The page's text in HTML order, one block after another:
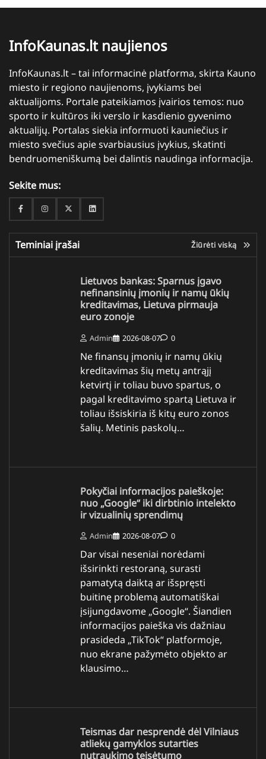
InfoKaunas.lt naujienos
InfoKaunas.lt – tai informacinė platforma, skirta Kauno
miesto ir regiono naujienoms, įvykiams bei
aktualijoms. Portale pateikiamos įvairios temos: nuo
sporto ir kultūros iki verslo ir kasdienio gyvenimo
aktualijų. Portalas siekia informuoti kauniečius ir
miesto svečius apie svarbiausius įvykius, skatinti
bendruomeniškumą bei dalintis naudinga informacija.
Sekite mus:
FacebookInstagramTwitterLinkedin
Teminiai įrašai Žiūrėti viską
Lietuvos bankas: Sparnus įgavo
nefinansinių įmonių ir namų ūkių
kreditavimas, Lietuva pirmauja
euro zonoje
Admin 2026-08-07 0
Ne finansų įmonių ir namų ūkių
kreditavimas šių metų antrąjį
ketvirtį ir toliau buvo spartus, o
pagal kreditavimo spartą Lietuva ir
toliau išsiskiria iš kitų euro zonos
šalių. Metinis paskolų…
Pokyčiai informacijos paieškoje:
nuo „Google“ iki dirbtinio intelekto
ir vizualinių sprendimų
Admin 2026-08-07 0
Dar visai neseniai norėdami
išsirinkti restoraną, surasti
pamatytą daiktą ar išspręsti
buitinę problemą automatiškai
įsijungdavome „Google“. Šiandien
informacijos paieška vis dažniau
prasideda „TikTok“ platformoje,
nuo ekrane pažymėto objekto ar
klausimo…
Teismas dar nesprendė dėl Vilniaus
atliekų gamyklos sutarties
nutraukimo teisėtumo